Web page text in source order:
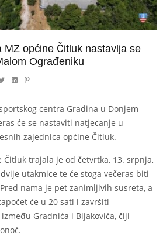
MZ općine Čitluk nastavlja se
Ograđeniku
centra Gradina u Donjem
će se nastaviti natjecanje u
zajednica općine Čitluk.
Čitluk trajala je od četvrtka, 13. srpnja,
utakmice te će stoga večeras biti
nama je pet zanimljivih susreta, a
će u 20 sati i završiti
Gradnića i Bijakovića, čiji